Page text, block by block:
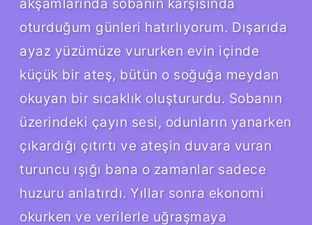
oturduğum günleri hatırlıyorum. Dışarıda
ayaz yüzümüze vururken evin içinde
küçük bir ateş, bütün o soğuğa meydan
okuyan bir sıcaklık oluştururdu. Sobanın
üzerindeki çayın sesi, odunların yanarken
çıkardığı çıtırtı ve ateşin duvara vuran
turuncu ışığı bana o zamanlar sadece
huzuru anlatırdı. Yıllar sonra ekonomi
okurken ve verilerle uğraşmaya